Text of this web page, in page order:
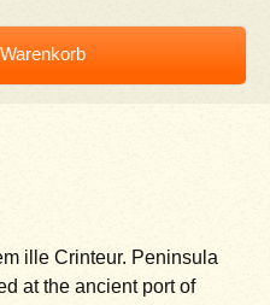
ille Crinteur. Peninsula
at the ancient port of